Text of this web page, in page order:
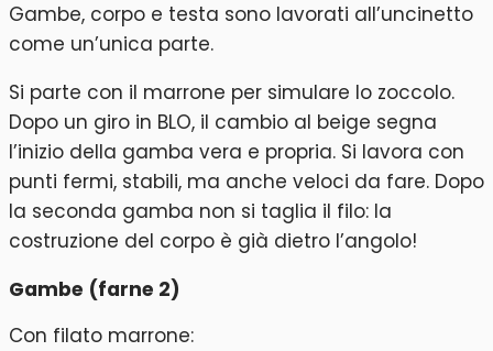
Gambe, corpo e testa sono lavorati all’uncinetto
come un’unica parte.
Si parte con il marrone per simulare lo zoccolo.
Dopo un giro in BLO, il cambio al beige segna
l’inizio della gamba vera e propria. Si lavora con
punti fermi, stabili, ma anche veloci da fare. Dopo
la seconda gamba non si taglia il filo: la
costruzione del corpo è già dietro l’angolo!
Gambe (farne 2)
Con filato marrone: